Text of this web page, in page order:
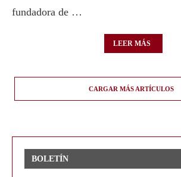
fundadora de …
LEER MÁS
CARGAR MÁS ARTÍCULOS
BOLETÍN